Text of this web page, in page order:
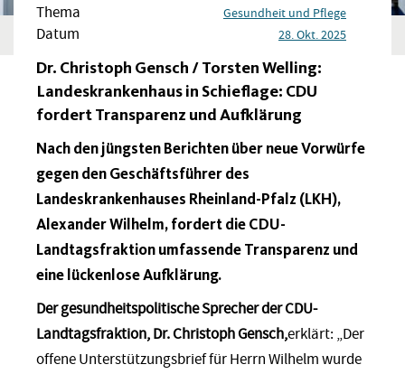
Thema Gesundheit und Pflege
Datum 28. Okt. 2025
Dr. Christoph Gensch / Torsten Welling:
Landeskrankenhaus in Schieflage: CDU
fordert Transparenz und Aufklärung
Nach den jüngsten Berichten über neue Vorwürfe
gegen den Geschäftsführer des
Landeskrankenhauses Rheinland-Pfalz (LKH),
Alexander Wilhelm, fordert die CDU-
Landtagsfraktion umfassende Transparenz und
eine lückenlose Aufklärung.
Der gesundheitspolitische Sprecher der CDU-
Landtagsfraktion, Dr. Christoph Gensch,erklärt: „Der
offene Unterstützungsbrief für Herrn Wilhelm wurde